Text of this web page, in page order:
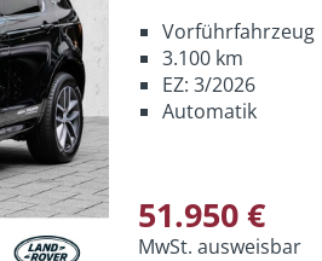
Vorführfahrzeug
3.100 km
EZ: 3/2026
Automatik
51.950 €
MwSt. ausweisbar